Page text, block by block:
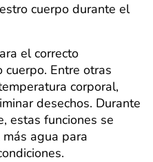
cuerpo durante el
el correcto
Entre otras
corporal,
desechos. Durante
estas funciones se
agua para